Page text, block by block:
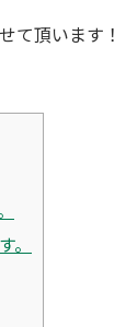
て頂います！